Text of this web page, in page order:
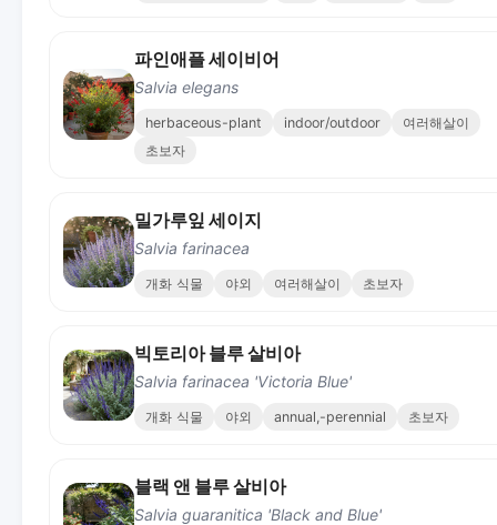
파인애플 세이비어
Salvia elegans
herbaceous-plant indoor/outdoor
여러해살이
초보자
밀가루잎 세이지
Salvia farinacea
개화 식물 야외 여러해살이 초보자
빅토리아 블루 살비아
Salvia farinacea 'Victoria Blue'
개화 식물 야외 annual,-perennial 초보자
블랙 앤 블루 살비아
Salvia guaranitica 'Black and Blue'